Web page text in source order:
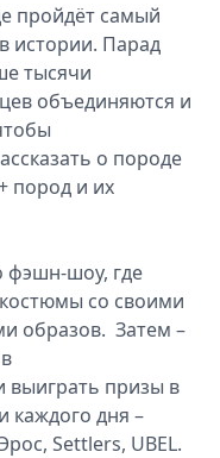
пройдёт самый
истории. Парад
тысячи
объединяются и
о породе
пород и их
фэшн-шоу, где
со своими
образов. Затем –
выиграть призы в
каждого дня –
Settlers, UBEL.